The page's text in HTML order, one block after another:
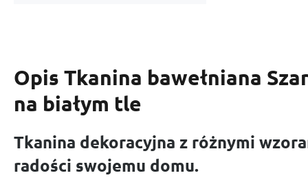
Opis Tkanina bawełniana
na białym tle
Tkanina dekoracyjna z różnymi
radości swojemu domu.